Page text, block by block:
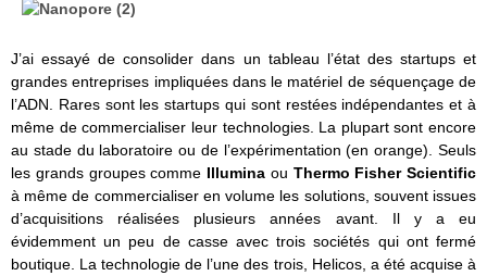
J’ai essayé de consolider dans un tableau l’état des startups et
grandes entreprises impliquées dans le matériel de séquençage de
l’ADN. Rares sont les startups qui sont restées indépendantes et à
même de commercialiser leur technologies. La plupart sont encore
au stade du laboratoire ou de l’expérimentation (en orange). Seuls
les grands groupes comme Illumina ou Thermo Fisher Scientific
à même de commercialiser en volume les solutions, souvent issues
d’acquisitions réalisées plusieurs années avant. Il y a eu
évidemment un peu de casse avec trois sociétés qui ont fermé
boutique. La technologie de l’une des trois, Helicos, a été acquise à